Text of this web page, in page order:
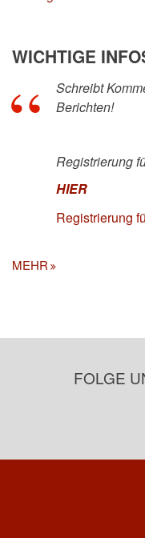
WICHTIGE
Schreibt
Berichten!
Registrierung
HIER
Registrierung
MEHR
FOLGE